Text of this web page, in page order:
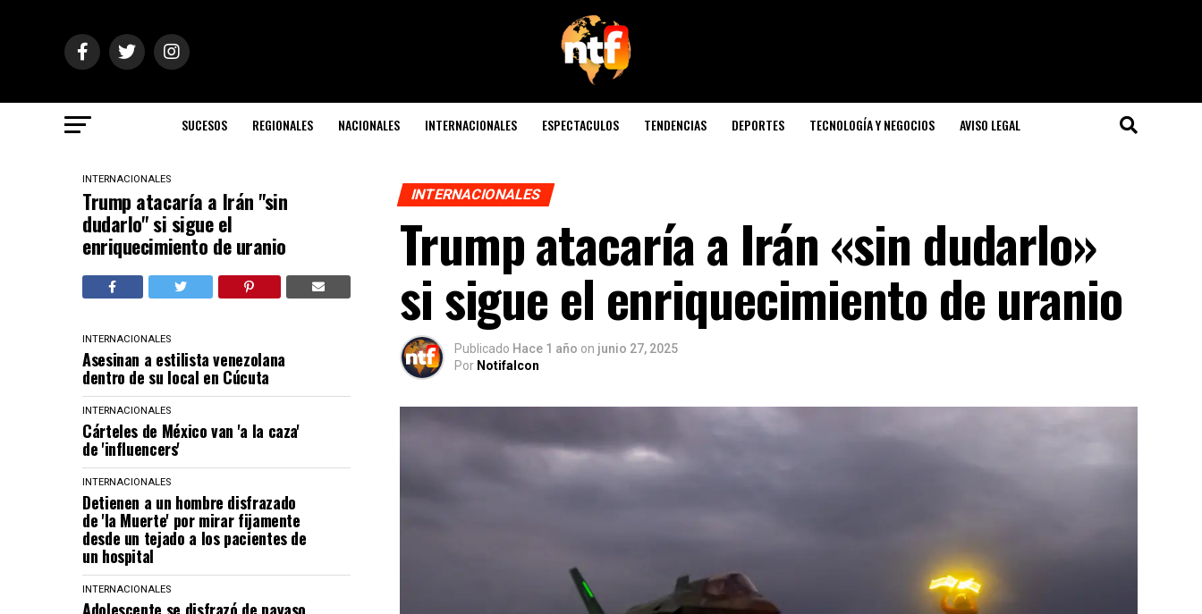
SUCESOS REGIONALES NACIONALES INTERNACIONALES ESPECTACULOS TENDENCIAS DEPORTES TECNOLOGÍA Y NEGOCIOS AVISO LEGAL
INTERNACIONALES
Trump atacaría a Irán "sin
dudarlo" si sigue el
enriquecimiento de uranio
INTERNACIONALES
Asesinan a estilista venezolana
dentro de su local en Cúcuta
INTERNACIONALES
Cárteles de México van 'a la caza'
de 'influencers'
INTERNACIONALES
Detienen a un hombre disfrazado
de 'la Muerte' por mirar fijamente
desde un tejado a los pacientes de
un hospital
INTERNACIONALES
INTERNACIONALES
Trump atacaría a Irán «sin dudarlo»
si sigue el enriquecimiento de uranio
Publicado Hace 1 año on junio 27, 2025
Por Notifalcon